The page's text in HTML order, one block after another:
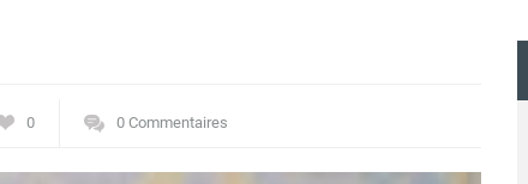
0 0 Commentaires